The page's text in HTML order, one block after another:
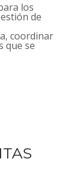
los
de
coordinar
que se